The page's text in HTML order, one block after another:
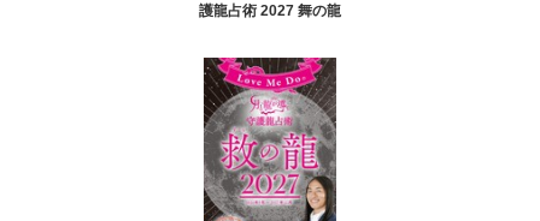
護龍占術 2027 舞の龍